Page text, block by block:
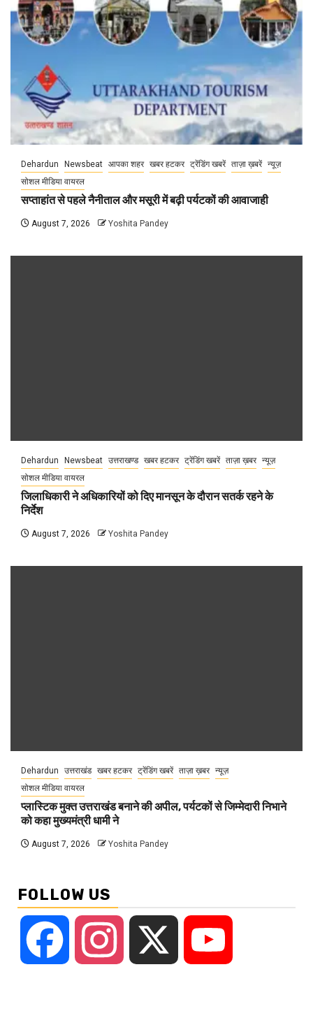
Dehardun Newsbeat आपका शहर खबर हटकर ट्रेंडिंग खबरें ताज़ा ख़बरें न्यूज़
सोशल मीडिया वायरल
सप्ताहांत से पहले नैनीताल और मसूरी में बढ़ी पर्यटकों की आवाजाही
August 7, 2026 Yoshita Pandey
Dehardun Newsbeat उत्तराखण्ड खबर हटकर ट्रेंडिंग खबरें ताज़ा ख़बर न्यूज़
सोशल मीडिया वायरल
जिलाधिकारी ने अधिकारियों को दिए मानसून के दौरान सतर्क रहने के
निर्देश
August 7, 2026 Yoshita Pandey
Dehardun उत्तराखंड खबर हटकर ट्रेंडिंग खबरें ताज़ा ख़बर न्यूज़
सोशल मीडिया वायरल
प्लास्टिक मुक्त उत्तराखंड बनाने की अपील, पर्यटकों से जिम्मेदारी निभाने
को कहा मुख्यमंत्री धामी ने
August 7, 2026 Yoshita Pandey
FOLLOW US
Facebook Instagram